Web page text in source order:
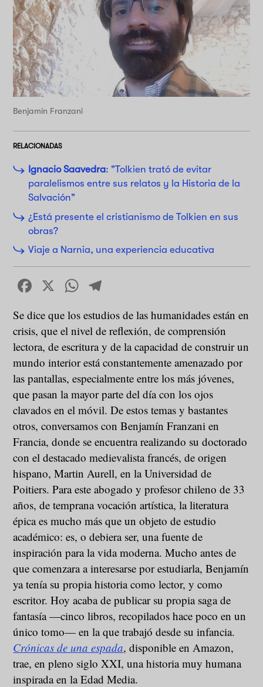
Benjamín Franzani
RELACIONADAS
Ignacio Saavedra: "Tolkien trató de evitar
paralelismos entre sus relatos y la Historia de la
Salvación"
¿Está presente el cristianismo de Tolkien en sus
obras?
Viaje a Narnia, una experiencia educativa
Facebook
X WhatsApp
Se dice que los estudios de las humanidades están en
crisis, que el nivel de reflexión, de comprensión
lectora, de escritura y de la capacidad de construir un
mundo interior está constantemente amenazado por
las pantallas, especialmente entre los más jóvenes,
que pasan la mayor parte del día con los ojos
clavados en el móvil. De estos temas y bastantes
otros, conversamos con Benjamín Franzani en
Francia, donde se encuentra realizando su doctorado
con el destacado medievalista francés, de origen
hispano, Martin Aurell, en la Universidad de
Poitiers. Para este abogado y profesor chileno de 33
años, de temprana vocación artística, la literatura
épica es mucho más que un objeto de estudio
académico: es, o debiera ser, una fuente de
inspiración para la vida moderna. Mucho antes de
que comenzara a interesarse por estudiarla, Benjamín
ya tenía su propia historia como lector, y como
escritor. Hoy acaba de publicar su propia saga de
fantasía —cinco libros, recopilados hace poco en un
único tomo— en la que trabajó desde su infancia.
Crónicas de una espada, disponible en Amazon,
trae, en pleno siglo XXI, una historia muy humana
inspirada en la Edad Media.